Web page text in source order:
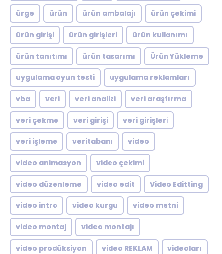
ürge ürün ürün ambalajı ürün çekimi
ürün girişi ürün girişleri ürün kullanımı
ürün tanıtımı ürün tasarımı Ürün Yükleme
uygulama oyun testi uygulama reklamları
vba veri veri analizi veri araştırma
veri çekme veri girişi veri girişleri
veri işleme veritabanı video
video animasyon video çekimi
video düzenleme video edit Video Editting
video intro video kurgu video metni
video montaj video montajı
video prodüksiyon video REKLAM videoları